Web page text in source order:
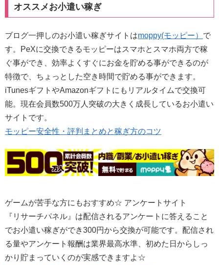
オススメお小遣い稼ぎ
ブログ一押しのお小遣い稼ぎサイトはmoppy(モッピー） で
す。PeXに交換できるモッピーはスマホとスマホ両方で稼
ぐ事ができ、効率よくすぐにお金を貯める事ができるのが
特徴で、ちょっとした空き時間で貯める事ができます。
iTunesギフトやAmazonギフトにもリアルタイムで交換可
能。現在会員数500万人突破の大きく成長しているお小遣い
サイトです。
モッピー安全性・評判まとめと稼ぎ方のコツ
ゲームが苦手な方にもおすすめ☆ アンケートサイト
『リサーチパネル』は配信されるアンケートに答えること
でお小遣い稼ぎができ300円から交換が可能です。配信され
る量やアンケート報酬は業界最高水準、初めた日からしっ
かり貯まっていくのが実感できますよ☆